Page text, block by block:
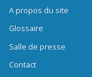
A propos du site
Glossaire
Salle de presse
Contact